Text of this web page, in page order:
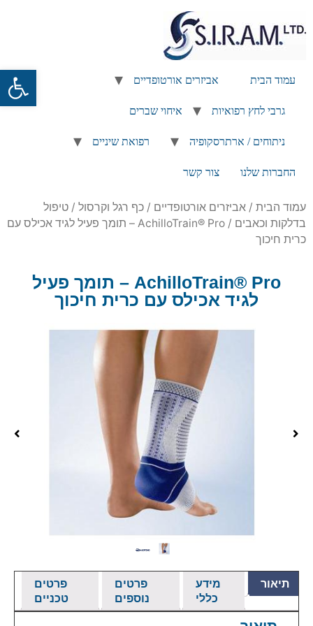
עמוד הבית אביזרים אורטופדיים
גרבי לחץ רפואיות איחוי שברים
ניתוחים / ארתרסקופיה רפואת שיניים
החברות שלנו צור קשר
עמוד הבית / אביזרים אורטופדיים / כף רגל וקרסול / טיפול
בדלקות וכאבים
/ AchilloTrain® Pro – תומך פעיל לגיד אכילס עם
כרית חיכוך
AchilloTrain® Pro – תומך פעיל
לגיד אכילס עם כרית חיכוך
תיאור
מידע
כללי
פרטים
נוספים
פרטים
טכניים